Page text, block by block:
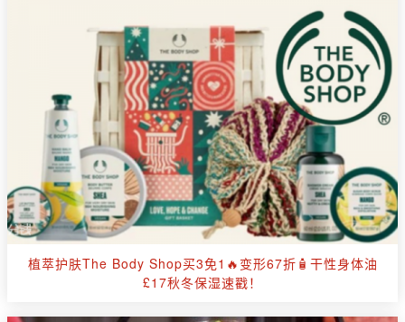
植萃护肤The Body Shop买3免1🔥变形67折🧴干性身体油
£17秋冬保湿速戳！